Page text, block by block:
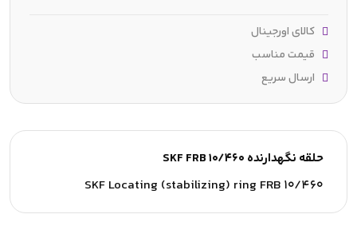
حلقه نگهدارنده SKF FRB 10/460
SKF Locating (stabilizing) ring FRB 10/460
کالای اورجینال
قیمت مناسب
ارسال سریع